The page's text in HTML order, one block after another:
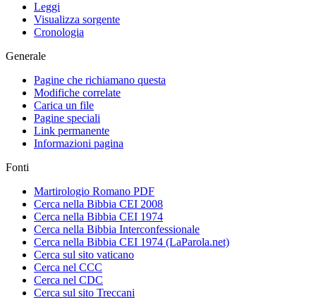
Leggi
Visualizza sorgente
Cronologia
Generale
Pagine che richiamano questa
Modifiche correlate
Carica un file
Pagine speciali
Link permanente
Informazioni pagina
Fonti
Martirologio Romano PDF
Cerca nella Bibbia CEI 2008
Cerca nella Bibbia CEI 1974
Cerca nella Bibbia Interconfessionale
Cerca nella Bibbia CEI 1974 (LaParola.net)
Cerca sul sito vaticano
Cerca nel CCC
Cerca nel CDC
Cerca sul sito Treccani